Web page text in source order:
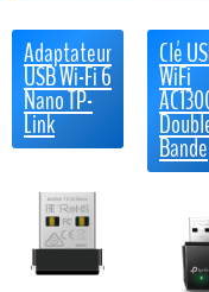
Adaptateur
USB Wi-Fi 6
Nano TP-
Link
Clé
WiFi
Bande